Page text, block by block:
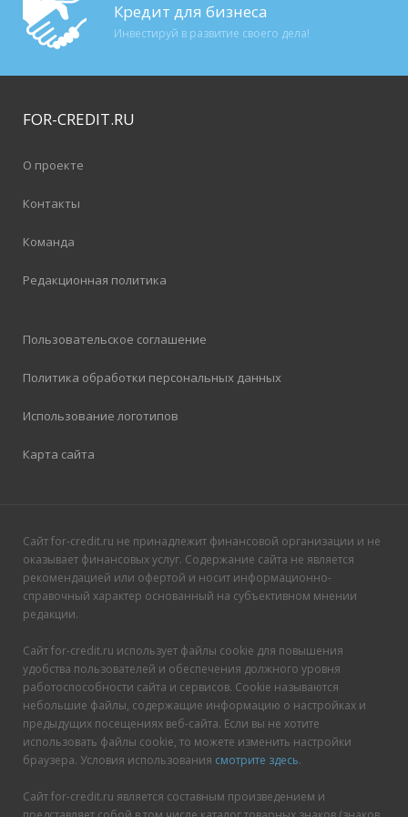
Кредит для бизнеса
Инвестируй в развитие своего дела!
FOR-CREDIT.RU
О проекте
Контакты
Команда
Редакционная политика
Пользовательское соглашение
Политика обработки персональных данных
Использование логотипов
Карта сайта
Сайт for-credit.ru не принадлежит финансовой организации и не
оказывает финансовых услуг. Содержание сайта не является
рекомендацией или офертой и носит информационно-
справочный характер основанный на субъективном мнении
редакции.
Сайт for-credit.ru использует файлы cookie для повышения
удобства пользователей и обеспечения должного уровня
работоспособности сайта и сервисов. Cookie называются
небольшие файлы, содержащие информацию о настройках и
предыдущих посещениях веб-сайта. Если вы не хотите
использовать файлы cookie, то можете изменить настройки
браузера. Условия использования смотрите здесь.
Сайт for-credit.ru является составным произведением и